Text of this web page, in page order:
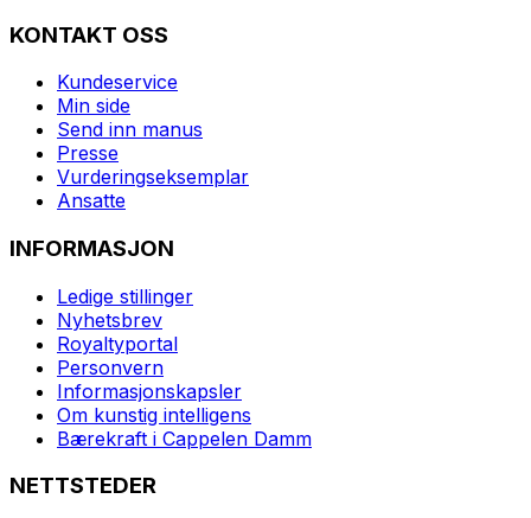
KONTAKT OSS
Kundeservice
Min side
Send inn manus
Presse
Vurderingseksemplar
Ansatte
INFORMASJON
Ledige stillinger
Nyhetsbrev
Royaltyportal
Personvern
Informasjonskapsler
Om kunstig intelligens
Bærekraft i Cappelen Damm
NETTSTEDER